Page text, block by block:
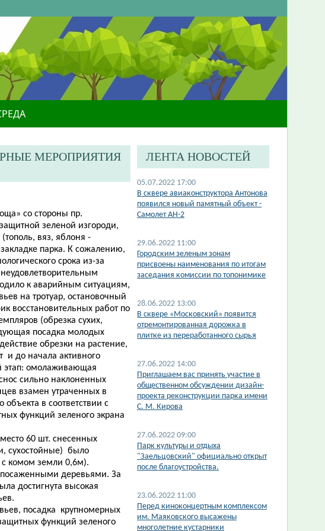
МЕРОПРИЯТИЯ
со стороны пр.
зеленой изгороди,
вяз, яблоня -
парка. К сожалению,
срока из-за
к аварийным ситуациям,
на тротуар, остановочный
восстановительных работ по
(обрезка сухих,
посадка молодых
обрезки на растение,
и до начала активного
этап: омолаживающая
сильно наклоненных
взамен утраченных в
в соответствии с
функций зеленого экрана
60 шт. снесенных
сухостойные) было
комом земли 0,6м).
деревьями. За
достигнута высокая
посадка крупномерных
функций зеленого
ЛЕНТА НОВОСТЕЙ
05.07.2022 17:00
В сквере авиаконструктора Антонова
появился новый памятный объект -
Самолет АН-2
29.06.2022 11:00
Городским зеленым зонам
присвоены наименования по итогам
заседания комиссии по топонимике
28.06.2022 13:00
В сквере «Московский» появится
отремонтированная дорожка в
плитке из переработанного сырья
27.06.2022 14:00
Приглашаем вас принять участие в
общественном обсуждении дизайн-
проекта реконструкции парка имени
С. М. Кирова
27.06.2022 09:00
​Парк культуры и отдыха
"Заельцовский" официально открыт
после благоустройства.
23.06.2022 11:00
Перед киноконцертным комплексом
им. Маяковского высажены
многолетние кустарники